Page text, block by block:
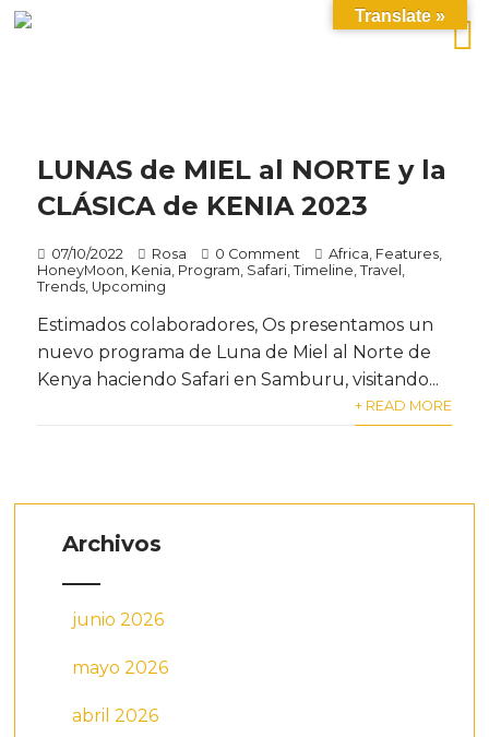
LUNAS de MIEL al NORTE y la
CLÁSICA de KENIA 2023
07/10/2022 Rosa 0 Comment Africa Features
HoneyMoon Kenia Program Safari ,Timeline ,Travel
Trends Upcoming
Estimados colaboradores, Os presentamos un
nuevo programa de Luna de Miel al Norte de
Kenya haciendo Safari en Samburu, visitando...
+ READ MORE
Archivos
junio 2026
mayo 2026
abril 2026
Translate »